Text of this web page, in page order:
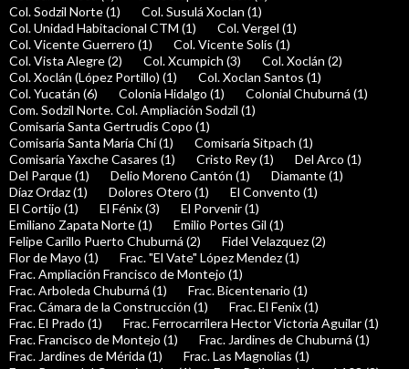
Col. Sodzil Norte (1)
Col. Susulá Xoclan (1)
Col. Unidad Habitacional CTM (1)
Col. Vergel (1)
Col. Vicente Guerrero (1)
Col. Vicente Solís (1)
Col. Vista Alegre (2)
Col. Xcumpich (3)
Col. Xoclán (2)
Col. Xoclán (López Portillo) (1)
Col. Xoclan Santos (1)
Col. Yucatán (6)
Colonia Hidalgo (1)
Colonial Chuburná (1)
Com. Sodzil Norte. Col. Ampliación Sodzil (1)
Comisaría Santa Gertrudis Copo (1)
Comisaría Santa María Chí (1)
Comisaría Sitpach (1)
Comisaría Yaxche Casares (1)
Cristo Rey (1)
Del Arco (1)
Del Parque (1)
Delio Moreno Cantón (1)
Diamante (1)
Díaz Ordaz (1)
Dolores Otero (1)
El Convento (1)
El Cortijo (1)
El Fénix (3)
El Porvenir (1)
Emiliano Zapata Norte (1)
Emilio Portes Gil (1)
Felipe Carillo Puerto Chuburná (2)
Fidel Velazquez (2)
Flor de Mayo (1)
Frac. "El Vate" López Mendez (1)
Frac. Ampliación Francisco de Montejo (1)
Frac. Arboleda Chuburná (1)
Frac. Bicentenario (1)
Frac. Cámara de la Construcción (1)
Frac. El Fenix (1)
Frac. El Prado (1)
Frac. Ferrocarrilera Hector Victoria Aguilar (1)
Frac. Francisco de Montejo (1)
Frac. Jardines de Chuburná (1)
Frac. Jardines de Mérida (1)
Frac. Las Magnolias (1)